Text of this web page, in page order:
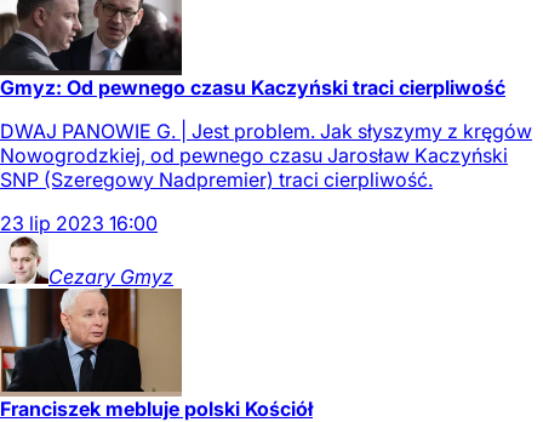
Gmyz: Od pewnego czasu Kaczyński traci cierpliwość
DWAJ PANOWIE G. | Jest problem. Jak słyszymy z kręgów
Nowogrodzkiej, od pewnego czasu Jarosław Kaczyński
SNP (Szeregowy Nadpremier) traci cierpliwość.
23 lip 2023 16:00
Cezary Gmyz
Franciszek mebluje polski Kościół